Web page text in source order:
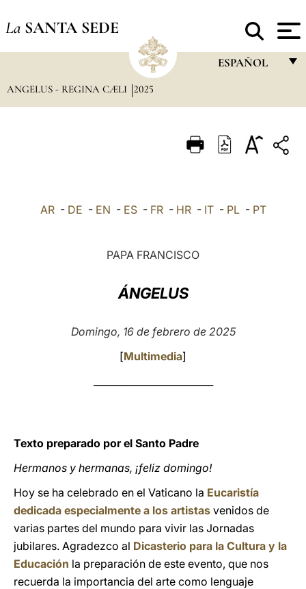
La SANTA SEDE
ESPAÑOL
ITALIANO
LATINE
ANGELUS - REGINA CÆLI 2025
AR- DE - EN - ES- FR- HR- IT- PL- PT
PAPA FRANCISCO
ÁNGELUS
Domingo, 16 de febrero de 2025
[Multimedia]
Texto preparado por el Santo Padre
Hermanos y hermanas, ¡feliz domingo!
Hoy se ha celebrado en el Vaticano la Eucaristía
dedicada especialmente a los artistas venidos de
varias partes del mundo para vivir las Jornadas
jubilares. Agradezco al Dicasterio para la Cultura y la
Educación la preparación de este evento, que nos
recuerda la importancia del arte como lenguaje